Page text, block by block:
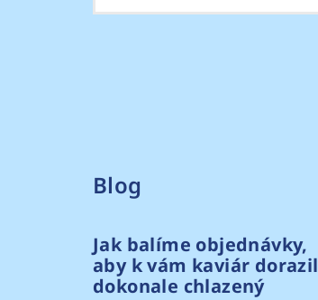
Blog
Jak balíme objednávky,
aby k vám kaviár dorazil
dokonale chlazený